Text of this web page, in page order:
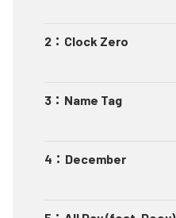
2 ： Clock Zero
3 ： Name Tag
4 ： December